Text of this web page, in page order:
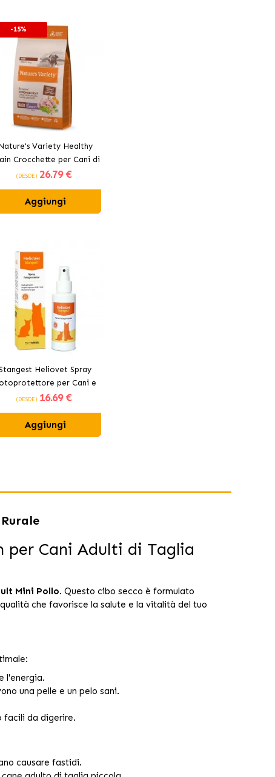
-15%
Variety Healthy
Crocchette per Cani di
Media e Grande con
(DESDE) 26.79 €
Aggiungi
Heliovet Spray
per Cani e
Gatti SPF 50
(DESDE) 16.69 €
Aggiungi
per Cani Adulti di Taglia
Mini Pollo. Questo cibo secco è formulato
che favorisce la salute e la vitalità del tuo
l'energia.
una pelle e un pelo sani.
facili da digerire.
causare fastidi.